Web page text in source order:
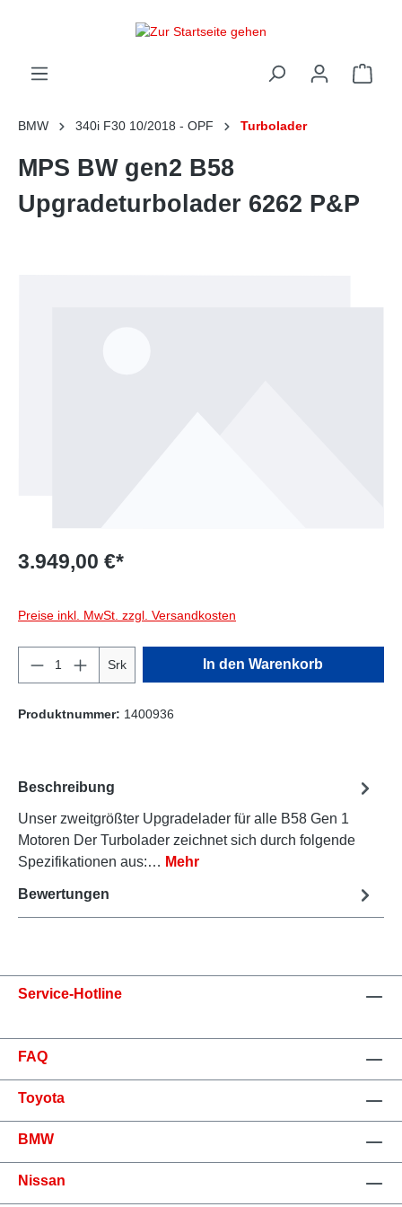
BMW 340i F30 10/2018 - OPF Turbolader
MPS BW gen2 B58
Upgradeturbolader 6262 P&P
3.949,00 €*
Preise inkl. MwSt. zzgl. Versandkosten
Produkt Anzahl: Gib den gewünschten
Srk In den Warenkorb
Produktnummer: 1400936
Beschreibung
Unser zweitgrößter Upgradelader für alle B58 Gen 1
Motoren Der Turbolader zeichnet sich durch folgende
Spezifikationen aus:… Mehr
Bewertungen
Service-Hotline
FAQ
Toyota
BMW
Nissan